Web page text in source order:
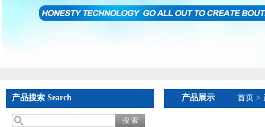
产品搜索 Search 产品展示 首页 >